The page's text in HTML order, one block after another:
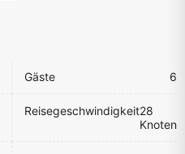
Gäste 6
Reisegeschwindigkeit28
Knoten